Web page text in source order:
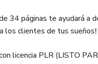
34 páginas te ayudará a
los clientes de tus sueños!
licencia PLR (LISTO